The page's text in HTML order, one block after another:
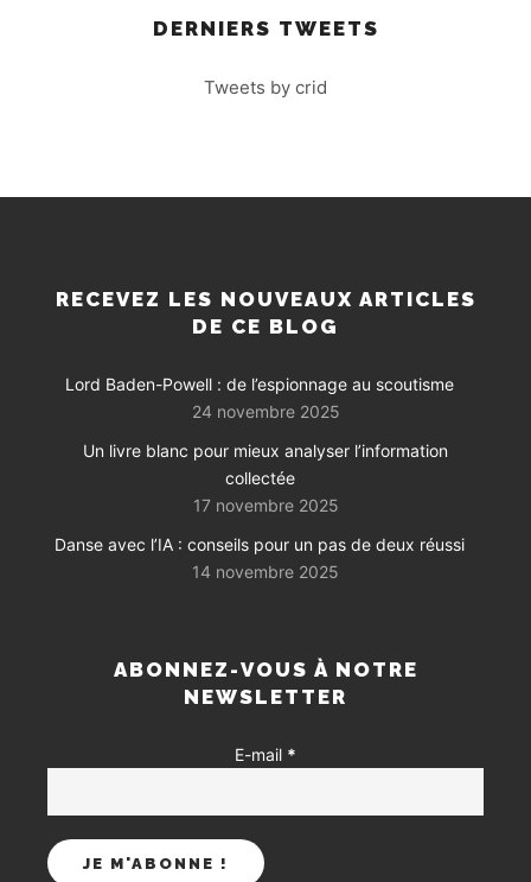
DERNIERS TWEETS
Tweets by crid
RECEVEZ LES NOUVEAUX ARTICLES
DE CE BLOG
Lord Baden-Powell : de l’espionnage au scoutisme
24 novembre 2025
Un livre blanc pour mieux analyser l’information
collectée
17 novembre 2025
Danse avec l’IA : conseils pour un pas de deux réussi
14 novembre 2025
ABONNEZ-VOUS À NOTRE
NEWSLETTER
E-mail *